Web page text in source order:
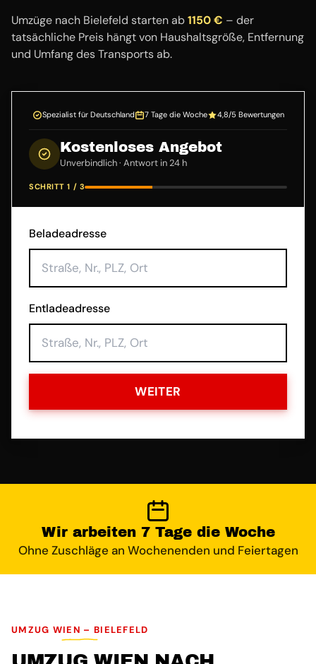
Umzüge nach Bielefeld starten ab1150 € – der
tatsächliche Preis hängt von Haushaltsgröße, Entfernung
und Umfang des Transports ab.
Spezialist für Deutschland 7 Tage die Woche 4,8/5 Bewertungen
Kostenloses Angebot
Unverbindlich · Antwort in 24 h
SCHRITT 1 / 3
Beladeadresse
Entladeadresse
WEITER
Wir arbeiten 7 Tage die Woche
Ohne Zuschläge an Wochenenden und Feiertagen
UMZUG WIEN – BIELEFELD